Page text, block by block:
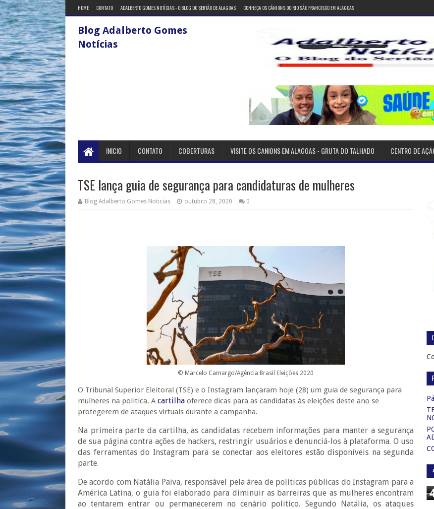
HOME CONTATO ADALBERTO GOMES NOTÍCIAS - O BLOG DO SERTÃO DE ALAGOAS CONHEÇA OS CÂNIONS DO RIO SÃO FRANCISCO EM ALAGOAS
Blog Adalberto Gomes
Notícias
INICIO CONTATO COBERTURAS VISITE OS CANIONS EM ALAGOAS - GRUTA DO TALHADO CENTRO DE
TSE lança guia de segurança para candidaturas de mulheres
Blog Adalberto Gomes Noticias outubro 28, 2020 0
© Marcelo Camargo/Agência Brasil Eleições 2020
O Tribunal Superior Eleitoral (TSE) e o Instagram lançaram hoje (28) um guia de segurança para
mulheres na politica. A cartilha oferece dicas para as candidatas às eleições deste ano se
protegerem de ataques virtuais durante a campanha.
Na primeira parte da cartilha, as candidatas recebem informações para manter a segurança
de sua página contra ações de hackers, restringir usuários e denunciá-los à plataforma. O uso
das ferramentas do Instagram para se conectar aos eleitores estão disponíveis na segunda
parte.
De acordo com Natália Paiva, responsável pela área de políticas públicas do Instagram para a
América Latina, o guia foi elaborado para diminuir as barreiras que as mulheres encontram
ao tentarem entrar ou permanecerem no cenário politico. Segundo Natália, os ataques